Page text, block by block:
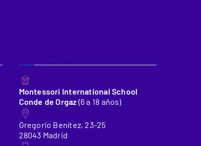
Montessori International School
Conde de Orgaz (6 a 18 años)
Gregorio Benítez, 23-25
28043 Madrid